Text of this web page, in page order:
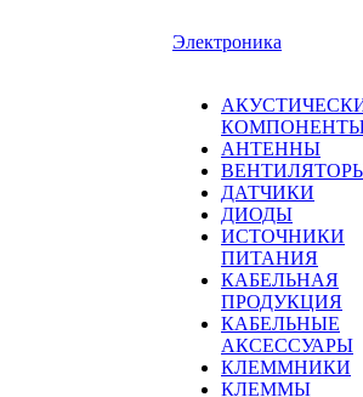
Электроника
АНТЕННЫ
ДАТЧИКИ
ДИОДЫ
ИСТОЧНИКИ
ПИТАНИЯ
КАБЕЛЬНАЯ
ПРОДУКЦИЯ
КАБЕЛЬНЫЕ
АКСЕССУАРЫ
КЛЕММНИКИ
КЛЕММЫ